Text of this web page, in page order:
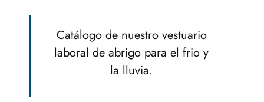
Catálogo de nuestro vestuario
laboral de abrigo para el frio y
la lluvia.